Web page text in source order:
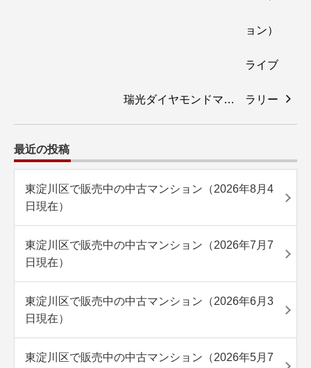
瑞光ダイヤモンドマ…
最近の投稿
東淀川区で販売中の中古マンション（2026年8月4
日現在）
東淀川区で販売中の中古マンション（2026年7月7
日現在）
東淀川区で販売中の中古マンション（2026年6月3
日現在）
東淀川区で販売中の中古マンション（2026年5月7